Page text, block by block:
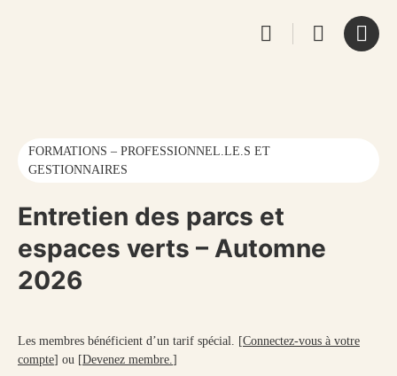
FORMATIONS – PROFESSIONNEL.LE.S ET
GESTIONNAIRES
Entretien des parcs et
espaces verts – Automne
2026
Les membres bénéficient d’un tarif spécial. [Connectez-vous à votre
compte] ou [Devenez membre.]